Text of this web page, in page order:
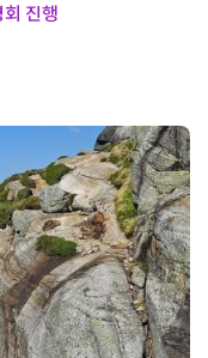
진행